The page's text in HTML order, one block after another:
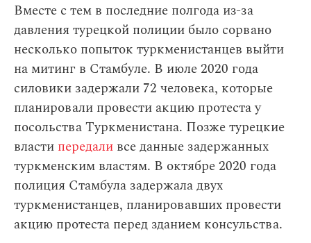
Вместе с тем в последние полгода из-за
давления турецкой полиции было сорвано
несколько попыток туркменистанцев выйти
на митинг в Стамбуле. В июле 2020 года
силовики задержали 72 человека, которые
планировали провести акцию протеста у
посольства Туркменистана. Позже турецкие
власти передали все данные задержанных
туркменским властям. В октябре 2020 года
полиция Стамбула задержала двух
туркменистанцев, планировавших провести
акцию протеста перед зданием консульства.